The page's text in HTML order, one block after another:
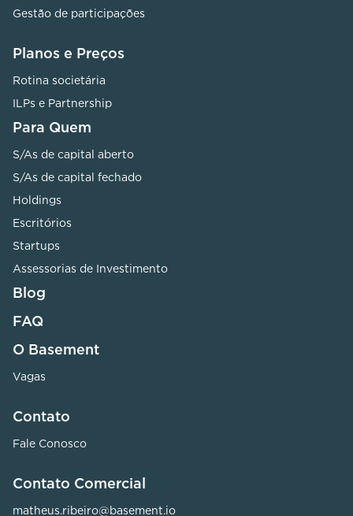
Gestão de participações
Planos e Preços
Rotina societária
ILPs e Partnership
Para Quem
S/As de capital aberto
S/As de capital fechado
Holdings
Escritórios
Startups
Assessorias de Investimento
Blog
FAQ
O Basement
Vagas
Contato
Fale Conosco
Contato Comercial
matheus.ribeiro@basement.io